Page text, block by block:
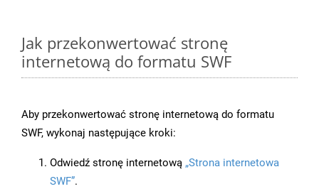
Jak przekonwertować stronę
internetową do formatu SWF
Aby przekonwertować stronę internetową do formatu
SWF, wykonaj następujące kroki:
Odwiedź stronę internetową „Strona internetowa
SWF”.